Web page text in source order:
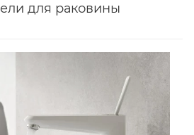
для раковины